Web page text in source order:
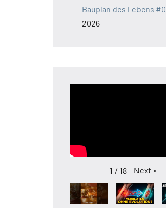
Bauplan des Lebens
2026
1 / 18 Next »